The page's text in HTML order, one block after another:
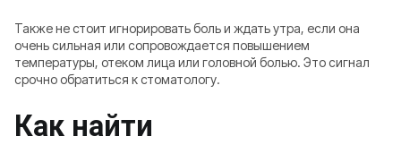
Также не стоит игнорировать боль и ждать утра, если она
очень сильная или сопровождается повышением
температуры, отеком лица или головной болью. Это сигнал
срочно обратиться к стоматологу.
Как найти